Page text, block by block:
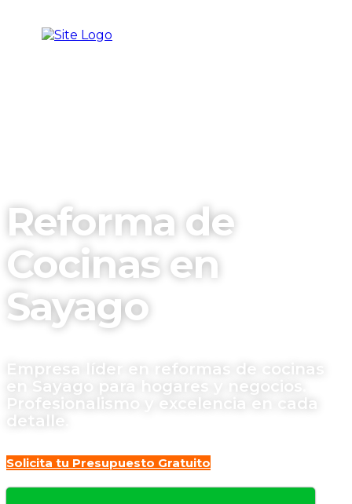
Reforma de
Cocinas en
Sayago
Empresa líder en reformas de cocinas
en Sayago para hogares y negocios.
Profesionalismo y excelencia en cada
detalle.
Solicita tu Presupuesto Gratuito